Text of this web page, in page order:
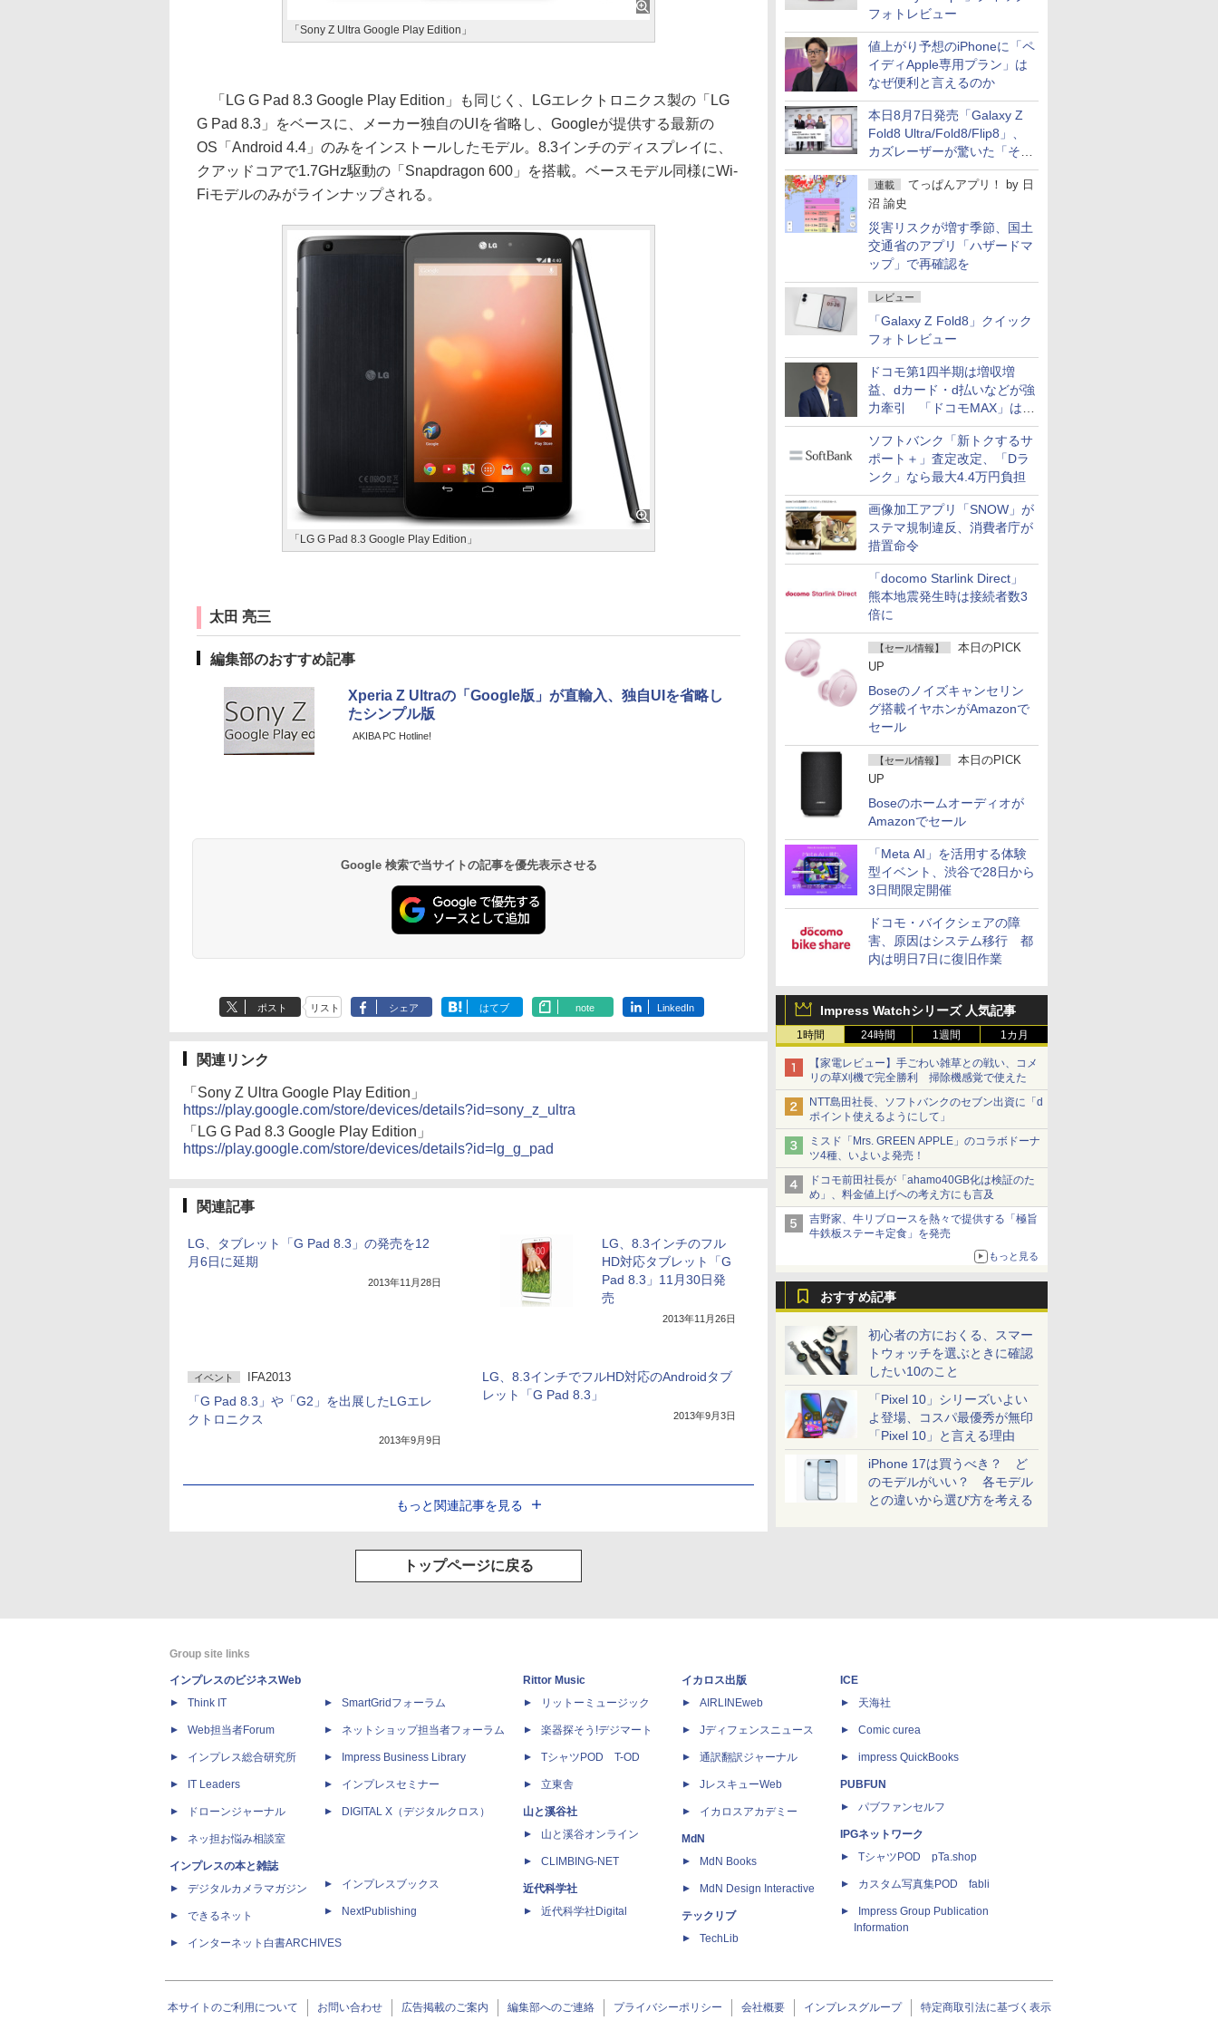
フォトレビュー
値上がり予想のiPhoneに「ペ
イディApple専用プラン」は
なぜ便利と言えるのか
本日8月7日発売「Galaxy Z
Fold8 Ultra/Fold8/Flip8」、
カズレーザーが驚いた「そば
屋のメニュー並みの薄さ」
連載 てっぱんアプリ！ by 日
沼 諭史
災害リスクが増す季節、国土
交通省のアプリ「ハザードマ
ップ」で再確認を
レビュー
「Galaxy Z Fold8」クイック
フォトレビュー
ドコモ第1四半期は増収増
益、dカード・d払いなどが強
力牽引 「ドコモMAX」は
400万契約突破
ソフトバンク「新トクするサ
ポート＋」査定改定、「Dラ
ンク」なら最大4.4万円負担
画像加工アプリ「SNOW」が
ステマ規制違反、消費者庁が
措置命令
「docomo Starlink Direct」
熊本地震発生時は接続者数3
倍に
【セール情報】
本日のPICK
UP
Boseのノイズキャンセリン
グ搭載イヤホンがAmazonで
セール
【セール情報】
本日のPICK
UP
Boseのホームオーディオが
Amazonでセール
「Meta AI」を活用する体験
型イベント、渋谷で28日から
3日間限定開催
ドコモ・バイクシェアの障
害、原因はシステム移行 都
内は明日7日に復旧作業
Impress Watchシリーズ 人気記事
1時間 24時間 1週間 1カ月
【家電レビュー】手ごわい雑草との戦い、コメ
リの草刈機で完全勝利 掃除機感覚で使えた
NTT島田社長、ソフトバンクのセブン出資に「d
ポイント使えるようにして」
ミスド「Mrs. GREEN APPLE」のコラボドーナ
ツ4種、いよいよ発売！
ドコモ前田社長が「ahamo40GB化は検証のた
め」、料金値上げへの考え方にも言及
吉野家、牛リブロースを熱々で提供する「極旨
牛鉄板ステーキ定食」を発売
もっと見る
おすすめ記事
初心者の方におくる、スマー
トウォッチを選ぶときに確認
したい10のこと
「Pixel 10」シリーズいよい
よ登場、コスパ最優秀が無印
「Pixel 10」と言える理由
iPhone 17は買うべき？ ど
のモデルがいい？ 各モデル
との違いから選び方を考える
「Sony Z Ultra Google Play Edition」
「LG G Pad 8.3 Google Play Edition」も同じく、LGエレクトロニクス製の「LG
G Pad 8.3」をベースに、メーカー独自のUIを省略し、Googleが提供する最新の
OS「Android 4.4」のみをインストールしたモデル。8.3インチのディスプレイに、
クアッドコアで1.7GHz駆動の「Snapdragon 600」を搭載。ベースモデル同様にWi-
Fiモデルのみがラインナップされる。
「LG G Pad 8.3 Google Play Edition」
太田 亮三
編集部のおすすめ記事
Xperia Z Ultraの「Google版」が直輸入、独自UIを省略し
たシンプル版
AKIBA PC Hotline!
Google 検索で当サイトの記事を優先表示させる
ポスト リスト シェア はてブ note LinkedIn
関連リンク
「Sony Z Ultra Google Play Edition」
https://play.google.com/store/devices/details?id=sony_z_ultra
「LG G Pad 8.3 Google Play Edition」
https://play.google.com/store/devices/details?id=lg_g_pad
関連記事
LG、タブレット「G Pad 8.3」の発売を12
月6日に延期
2013年11月28日
LG、8.3インチのフル
HD対応タブレット「G
Pad 8.3」11月30日発
売
2013年11月26日
イベント IFA2013
「G Pad 8.3」や「G2」を出展したLGエレ
クトロニクス
2013年9月9日
LG、8.3インチでフルHD対応のAndroidタブ
レット「G Pad 8.3」
2013年9月3日
もっと関連記事を見る
トップページに戻る
Group site links
インプレスのビジネスWeb
Think IT
Web担当者Forum
インプレス総合研究所
IT Leaders
ドローンジャーナル
ネッ担お悩み相談室
インプレスの本と雑誌
デジタルカメラマガジン
できるネット
インターネット白書ARCHIVES
SmartGridフォーラム
ネットショップ担当者フォーラム
Impress Business Library
インプレスセミナー
DIGITAL X（デジタルクロス）
インプレスブックス
NextPublishing
Rittor Music
リットーミュージック
楽器探そう!デジマート
TシャツPOD T-OD
立東舎
山と溪谷社
山と溪谷オンライン
CLIMBING-NET
近代科学社
近代科学社Digital
イカロス出版
AIRLINEweb
Jディフェンスニュース
通訳翻訳ジャーナル
JレスキューWeb
イカロスアカデミー
MdN
MdN Books
MdN Design Interactive
テックリブ
TechLib
ICE
天海社
Comic curea
impress QuickBooks
PUBFUN
パブファンセルフ
IPGネットワーク
TシャツPOD pTa.shop
カスタム写真集POD fabli
Impress Group Publication
Information
本サイトのご利用について お問い合わせ 広告掲載のご案内 編集部へのご連絡 プライバシーポリシー 会社概要 インプレスグループ 特定商取引法に基づく表示